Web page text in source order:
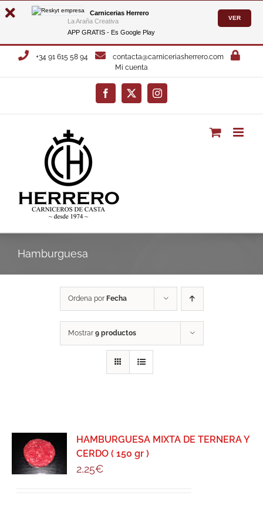
Carnicerias Herrero
La Araña Creativa
APP GRATIS - Es Google Play
VER
Saltar
+34 91 615 58 94
contacta@carniceriasherrero.com
Mi cuenta
Facebook
X Instagram
Hamburguesa
Ordena por Fecha
Mostrar 9 productos
HAMBURGUESA MIXTA DE TERNERA Y
CERDO ( 150 gr )
2,25€